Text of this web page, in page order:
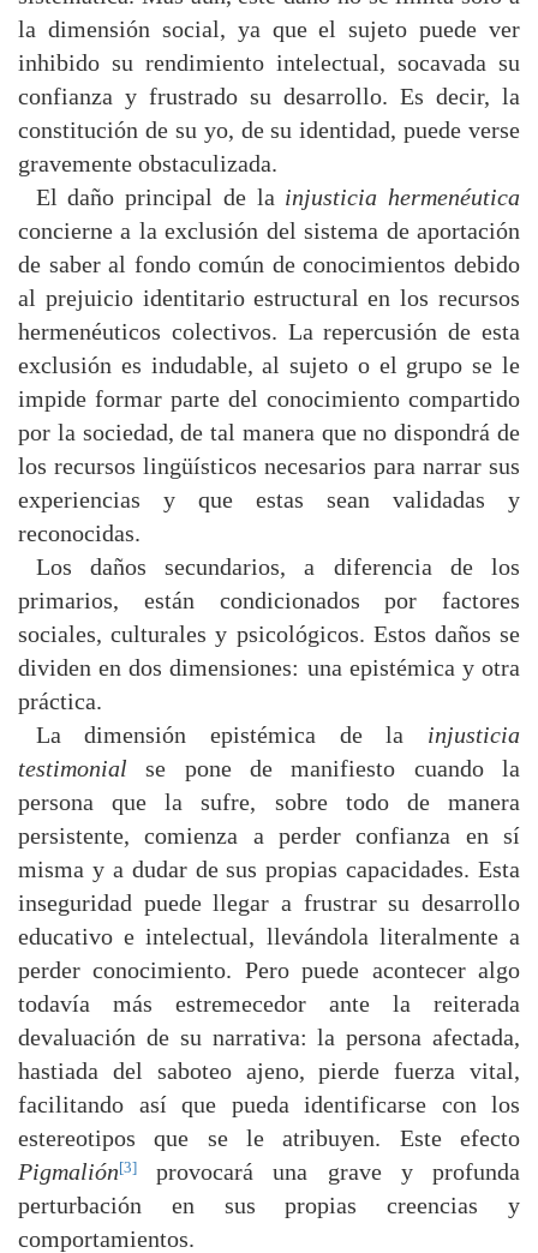
la dimensión social, ya que el sujeto puede ver
inhibido su rendimiento intelectual, socavada su
confianza y frustrado su desarrollo. Es decir, la
constitución de su yo, de su identidad, puede verse
gravemente obstaculizada.
El daño principal de la injusticia hermenéutica
concierne a la exclusión del sistema de aportación
de saber al fondo común de conocimientos debido
al prejuicio identitario estructural en los recursos
hermenéuticos colectivos. La repercusión de esta
exclusión es indudable, al sujeto o el grupo se le
impide formar parte del conocimiento compartido
por la sociedad, de tal manera que no dispondrá de
los recursos lingüísticos necesarios para narrar sus
experiencias y que estas sean validadas y
reconocidas.
Los daños secundarios, a diferencia de los
primarios, están condicionados por factores
sociales, culturales y psicológicos. Estos daños se
dividen en dos dimensiones: una epistémica y otra
práctica.
La dimensión epistémica de la injusticia
testimonial se pone de manifiesto cuando la
persona que la sufre, sobre todo de manera
persistente, comienza a perder confianza en sí
misma y a dudar de sus propias capacidades. Esta
inseguridad puede llegar a frustrar su desarrollo
educativo e intelectual, llevándola literalmente a
perder conocimiento. Pero puede acontecer algo
todavía más estremecedor ante la reiterada
devaluación de su narrativa: la persona afectada,
hastiada del saboteo ajeno, pierde fuerza vital,
facilitando así que pueda identificarse con los
estereotipos que se le atribuyen. Este efecto
Pigmalión[3]
provocará una grave y profunda
perturbación en sus propias creencias y
comportamientos.